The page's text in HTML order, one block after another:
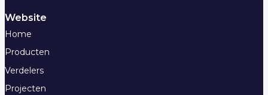
Website
Home
Producten
Verdelers
Projecten